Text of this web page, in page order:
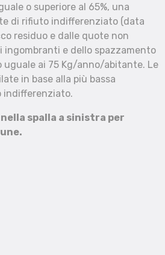
o superiore al 65%, una
di rifiuto indifferenziato (data
residuo e dalle quote non
ingombranti e dello spazzamento
uguale ai 75 Kg/anno/abitante. Le
in base alla più bassa
indifferenziato.
spalla a sinistra per